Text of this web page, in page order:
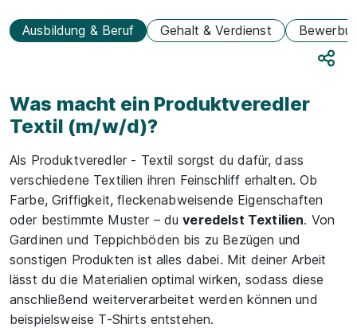
Ausbildung & Beruf Gehalt & Verdienst
Was macht ein Produktveredler
Textil (m/w/d)?
Als Produktveredler - Textil sorgst du dafür, dass
verschiedene Textilien ihren Feinschliff erhalten. Ob
Farbe, Griffigkeit, fleckenabweisende Eigenschaften
oder bestimmte Muster – duveredelst Textilien. Von
Gardinen und Teppichböden bis zu Bezügen und
sonstigen Produkten ist alles dabei. Mit deiner Arbeit
lässt du die Materialien optimal wirken, sodass diese
anschließend weiterverarbeitet werden können und
beispielsweise T-Shirts entstehen.